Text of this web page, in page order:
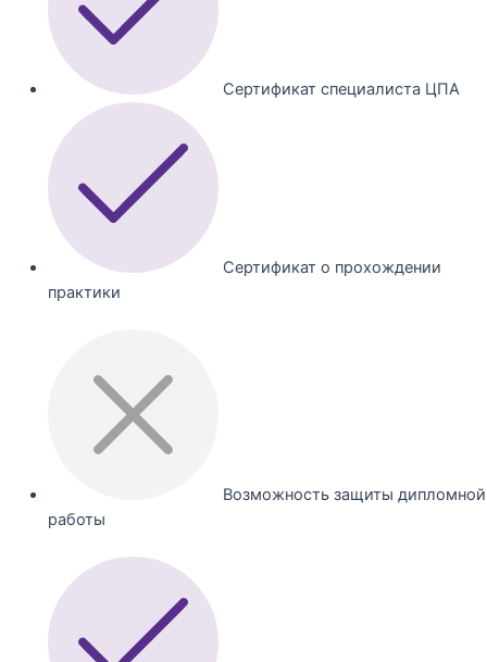
Сертификат специалиста ЦПА
Сертификат о прохождении
практики
Возможность защиты дипломной
работы